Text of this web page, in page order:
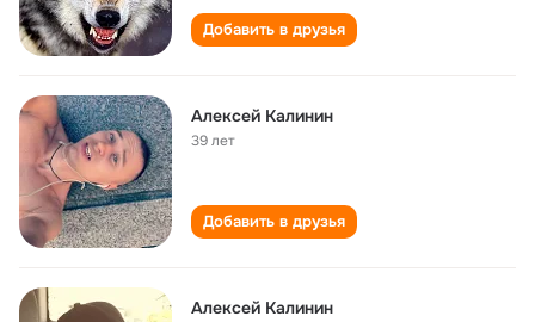
Добавить в друзья
Алексей Калинин
39 лет
Добавить в друзья
Алексей Калинин